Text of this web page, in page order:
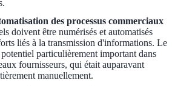
des processus commerciaux
doivent être numérisés et automatisés
liés à la transmission d'informations. Le
particulièrement important dans
fournisseurs, qui était auparavant
manuellement.